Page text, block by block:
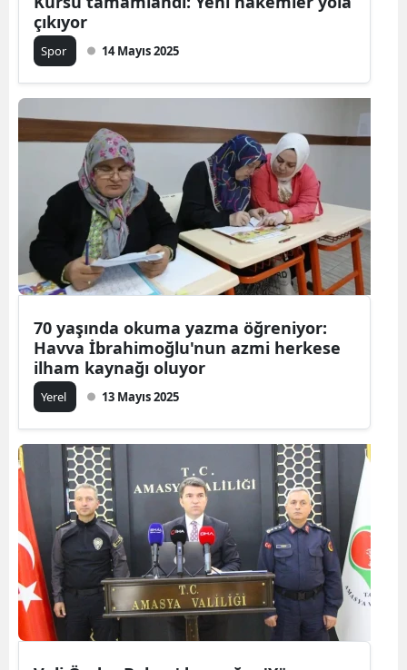
çıkıyor
Spor 14 Mayıs 2025
70 yaşında okuma yazma öğreniyor:
Havva İbrahimoğlu'nun azmi herkese
ilham kaynağı oluyor
Yerel 13 Mayıs 2025